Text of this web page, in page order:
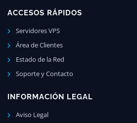
ACCESOS RÁPIDOS
Servidores VPS
Área de Clientes
Estado de la Red
Soporte y Contacto
INFORMACIÓN LEGAL
Aviso Legal